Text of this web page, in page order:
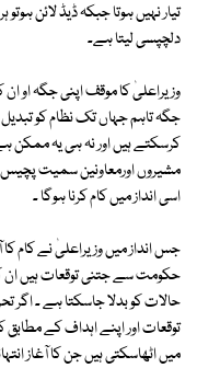
تیار نہیں ہوتا جبکہ ڈیڈ لائن
دلچپسی لیتا ہے۔
وزیراعلیٰ کا موقف اپنی جگہ او
جگہ تاہم جہاں تک نظام کو تبدیل
کرسکتے ہیں اور نہ ہی یہ ممکن
مشیروں اورمعاونین سمیت پچیس
اسی انداز میں کام کرنا ہوگا ۔
جس انداز میں وزیراعلیٰ نے کام
حکومت سے جتنی توقعات ہیں ان
حالات کو بدلا جاسکتا ہے ۔
توقعات اور اپنے اہداف کے مطابق
میں اٹھاسکتی ہیں جن کا آغاز